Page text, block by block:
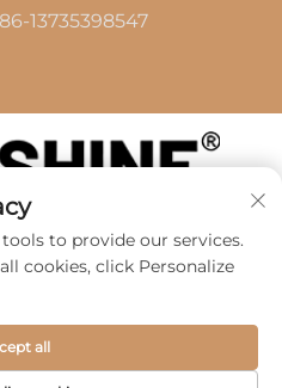
13735398547
SHAOXING TANG CAI
- Politika zasebnosti
to provide our services.
cookies, click Personalize
all